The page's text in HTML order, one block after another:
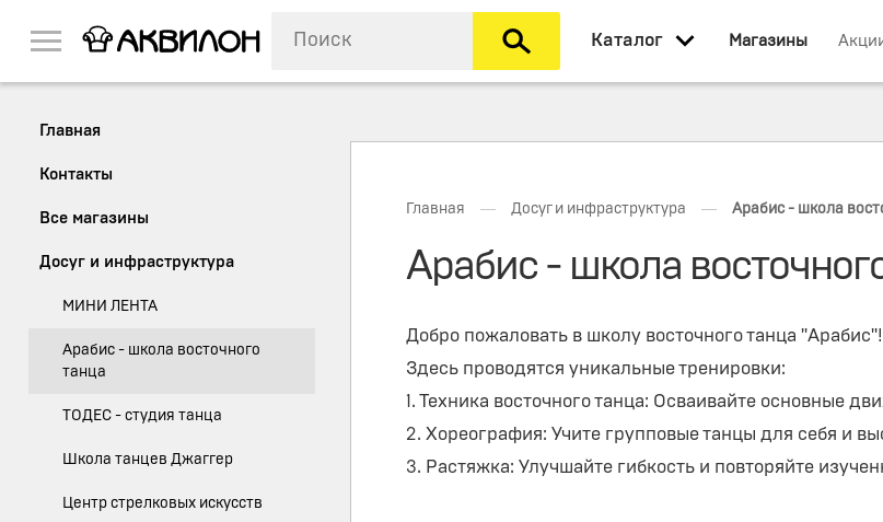
Каталог Магазины
Главная — Досуг и инфраструктура — Арабис - школа
Арабис - школа
Добро пожаловать в школу восточного танца "Арабис"!
Здесь проводятся уникальные тренировки:
1. Техника восточного танца: Осваивайте основные
2. Хореография: Учите групповые танцы для себя и
3. Растяжка: Улучшайте гибкость и повторяйте
Главная
Контакты
Все магазины
Досуг и инфраструктура
МИНИ ЛЕНТА
Арабис - школа восточного
танца
ТОДЕС - студия танца
Школа танцев Джаггер
Центр стрелковых искусств